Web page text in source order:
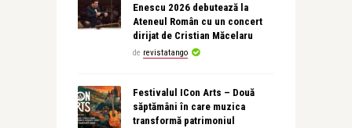
Enescu 2026 debutează la
Ateneul Român cu un concert
dirijat de Cristian Măcelaru
de revistatango
Festivalul ICon Arts – Două
săptămâni în care muzica
transformă patrimoniul